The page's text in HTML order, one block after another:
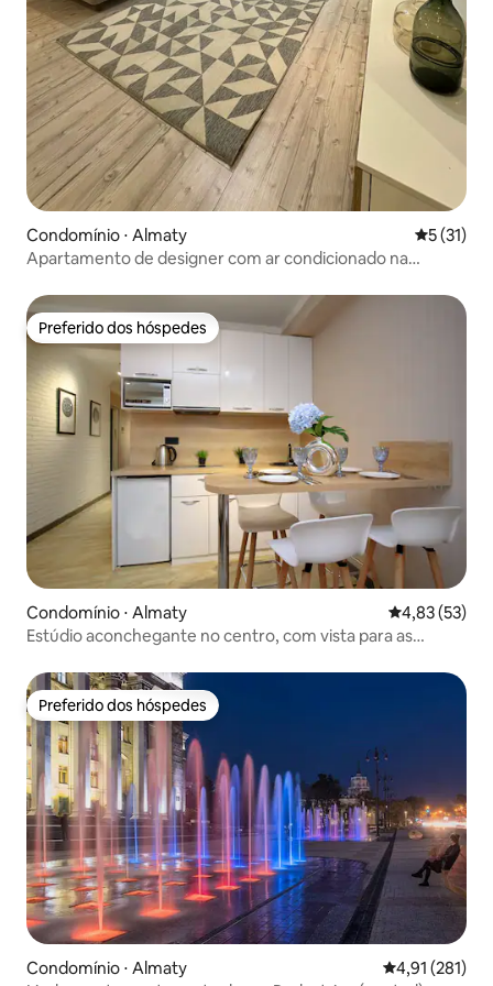
Condomínio ⋅ Almaty 5 de uma
5 (31)
Apartamento de designer com ar condicionado na
Preferido dos hóspedes
Preferido dos hóspedes
Condomínio ⋅ Almaty 4,83 de uma
4,83 (53)
Estúdio aconchegante no centro, com vista para as
Preferido dos hóspedes
Preferido dos hóspedes
Condomínio ⋅ Almaty 4,91 de uma
4,91 (281)